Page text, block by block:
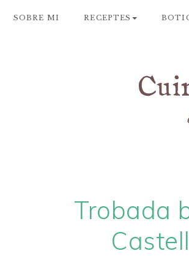
SOBRE MI RECEPTES
Trobada